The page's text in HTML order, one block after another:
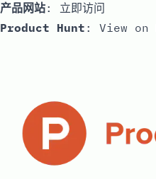
产品网站: 立即访问
Product Hunt : View on